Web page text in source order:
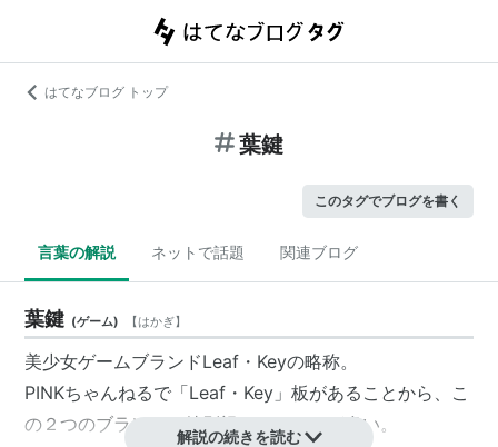
はてなブログ トップ
葉鍵
このタグでブログを書く
言葉の解説 ネットで話題 関連ブログ
葉鍵 (ゲーム) 【はかぎ】
美少女ゲームブランドLeaf・Keyの略称。
PINKちゃんねるで「Leaf・Key」板があることから、こ
の２つのブランドは特別視されることが多い。
解説の続きを読む